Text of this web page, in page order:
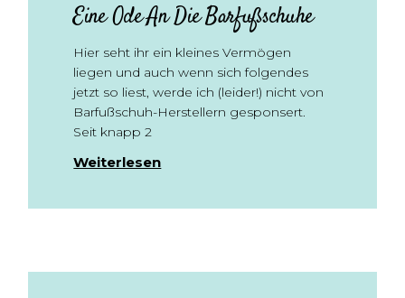
Eine Ode An Die Barfußschuhe
Hier seht ihr ein kleines Vermögen
liegen und auch wenn sich folgendes
jetzt so liest, werde ich (leider!) nicht von
Barfußschuh-Herstellern gesponsert.
Seit knapp 2
Weiterlesen